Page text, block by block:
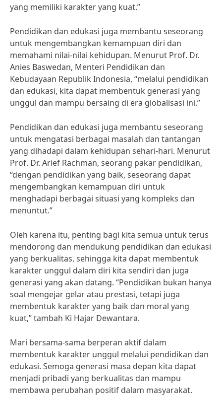
yang memiliki karakter yang kuat.”
Pendidikan dan edukasi juga membantu seseorang
untuk mengembangkan kemampuan diri dan
memahami nilai-nilai kehidupan. Menurut Prof. Dr.
Anies Baswedan, Menteri Pendidikan dan
Kebudayaan Republik Indonesia, “melalui pendidikan
dan edukasi, kita dapat membentuk generasi yang
unggul dan mampu bersaing di era globalisasi ini.”
Pendidikan dan edukasi juga membantu seseorang
untuk mengatasi berbagai masalah dan tantangan
yang dihadapi dalam kehidupan sehari-hari. Menurut
Prof. Dr. Arief Rachman, seorang pakar pendidikan,
“dengan pendidikan yang baik, seseorang dapat
mengembangkan kemampuan diri untuk
menghadapi berbagai situasi yang kompleks dan
menuntut.”
Oleh karena itu, penting bagi kita semua untuk terus
mendorong dan mendukung pendidikan dan edukasi
yang berkualitas, sehingga kita dapat membentuk
karakter unggul dalam diri kita sendiri dan juga
generasi yang akan datang. “Pendidikan bukan hanya
soal mengejar gelar atau prestasi, tetapi juga
membentuk karakter yang baik dan moral yang
kuat,” tambah Ki Hajar Dewantara.
Mari bersama-sama berperan aktif dalam
membentuk karakter unggul melalui pendidikan dan
edukasi. Semoga generasi masa depan kita dapat
menjadi pribadi yang berkualitas dan mampu
membawa perubahan positif dalam masyarakat.